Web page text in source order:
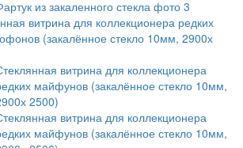
из закаленного стекла фото 3
витрина для коллекционера редких
(закалённое стекло 10мм, 2900х
витрина для коллекционера
майфунов (закалённое стекло 10мм,
2500)
витрина для коллекционера
майфунов (закалённое стекло 10мм,